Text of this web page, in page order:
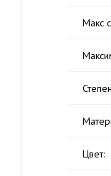
Макс
Цвет: